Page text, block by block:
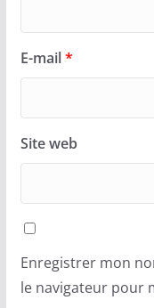
E-mail*
Site web
Enregistrer mon
le navigateur pour